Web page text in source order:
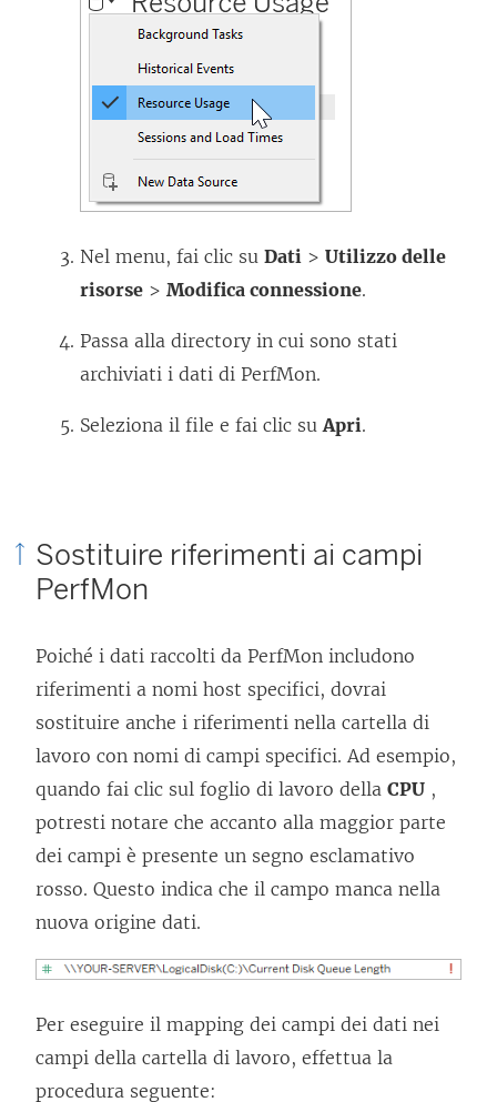
Nel menu, fai clic su Dati > Utilizzo delle
risorse > Modifica connessione.
Passa alla directory in cui sono stati
archiviati i dati di PerfMon.
Seleziona il file e fai clic suApri.
Sostituire riferimenti ai campi
PerfMon
Poiché i dati raccolti da PerfMon includono
riferimenti a nomi host specifici, dovrai
sostituire anche i riferimenti nella cartella di
lavoro con nomi di campi specifici. Ad esempio,
quando fai clic sul foglio di lavoro della CPU ,
potresti notare che accanto alla maggior parte
dei campi è presente un segno esclamativo
rosso. Questo indica che il campo manca nella
nuova origine dati.
Per eseguire il mapping dei campi dei dati nei
campi della cartella di lavoro, effettua la
procedura seguente: